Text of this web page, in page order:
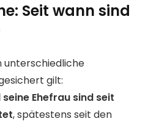
Seit wann sind
unterschiedliche
gilt:
Ehefrau sind seit
, spätestens seit den